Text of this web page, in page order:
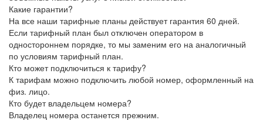
Какие гарантии?
На все наши тарифные планы действует гарантия 60 дней.
Если тарифный план был отключен оператором в
одностороннем порядке, то мы заменим его на аналогичный
по условиям тарифный план.
Кто может подключиться к тарифу?
К тарифам можно подключить любой номер, оформленный на
физ. лицо.
Кто будет владельцем номера?
Владелец номера останется прежним.